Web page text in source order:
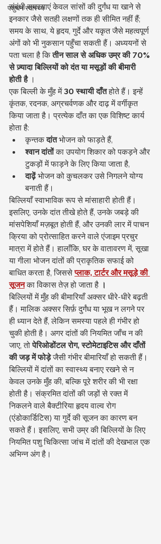
पशुधन स्वास्थ्य
संबंधी समस्याएं केवल सांसों की दुर्गंध या खाने से
इनकार जैसे सतही लक्षणों तक ही सीमित नहीं हैं;
समय के साथ, ये हृदय, गुर्दे और यकृत जैसे महत्वपूर्ण
अंगों को भी नुकसान पहुँचा सकती हैं। अध्ययनों से
पता चला है कि तीन साल से अधिक उम्र की 70%
से ज़्यादा बिल्लियों को दंत या मसूड़ों की बीमारी
होती है ।
एक बिल्ली के मुँह में 30 स्थायी दाँत होते हैं। इन्हें
कृंतक, रदनक, अग्रचर्वणक और दाढ़ में वर्गीकृत
किया जाता है। प्रत्येक दाँत का एक विशिष्ट कार्य
होता है:
कृन्तक दांत भोजन को फाड़ते हैं,
श्वान दांतों का उपयोग शिकार को पकड़ने और
टुकड़ों में फाड़ने के लिए किया जाता है,
दाढ़ें भोजन को कुचलकर उसे निगलने योग्य
बनाती हैं।
बिल्लियाँ स्वाभाविक रूप से मांसाहारी होती हैं।
इसलिए, उनके दांत तीखे होते हैं, उनके जबड़े की
मांसपेशियाँ मज़बूत होती हैं, और उनकी लार में पाचन
क्रिया को प्रोत्साहित करने वाले एंजाइम प्रचुर
मात्रा में होते हैं। हालाँकि, घर के वातावरण में, सूखा
या गीला भोजन दांतों की प्राकृतिक सफाई को
बाधित करता है, जिससे प्लाक, टार्टर और मसूड़े की
सूजन का विकास तेज़ हो जाता है ।
बिल्लियों में मुँह की बीमारियाँ अक्सर धीरे-धीरे बढ़ती
हैं। मालिक अक्सर सिर्फ़ दुर्गंध या भूख न लगने पर
ही ध्यान देते हैं, लेकिन समस्या पहले ही गंभीर हो
चुकी होती है। अगर दांतों की नियमित जाँच न की
जाए, तो पेरिओडोंटल रोग, स्टोमेटाइटिस और दाँतों
की जड़ में फोड़े जैसी गंभीर बीमारियाँ हो सकती हैं।
बिल्लियों में दांतों का स्वास्थ्य बनाए रखने से न
केवल उनके मुँह की, बल्कि पूरे शरीर की भी रक्षा
होती है। संक्रमित दांतों की जड़ों से रक्त में
निकलने वाले बैक्टीरिया हृदय वाल्व रोग
(एंडोकार्डिटिस) या गुर्दे की सूजन का कारण बन
सकते हैं। इसलिए, सभी उम्र की बिल्लियों के लिए
नियमित पशु चिकित्सा जांच में दांतों की देखभाल एक
अभिन्न अंग है।